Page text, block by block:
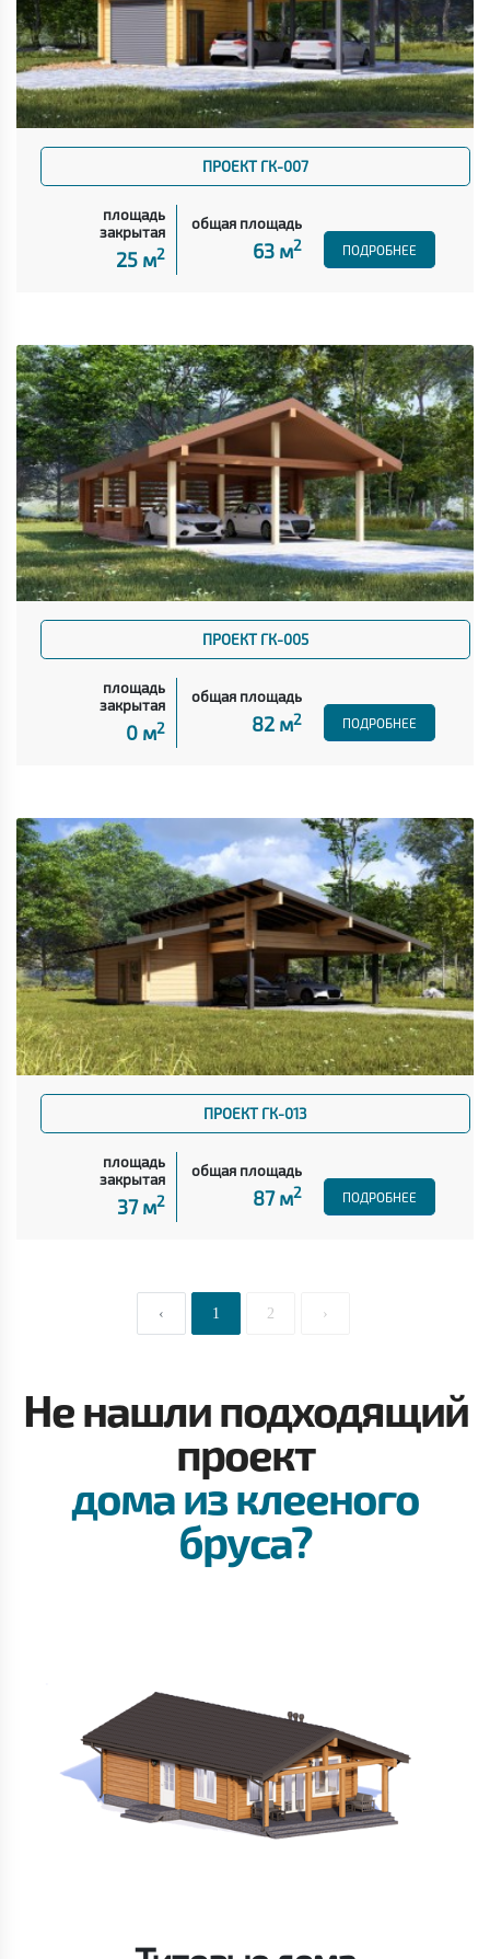
ПРОЕКТ ГК-007
площадь
закрытая
25 м2
общая площадь
63 м2 ПОДРОБНЕЕ
ПРОЕКТ ГК-005
площадь
закрытая
0 м2
общая площадь
82 м2 ПОДРОБНЕЕ
ПРОЕКТ ГК-013
площадь
закрытая
37 м2
общая площадь
87 м2 ПОДРОБНЕЕ
‹ 1 2 ›
Не нашли подходящий
проект
дома из клееного
бруса?